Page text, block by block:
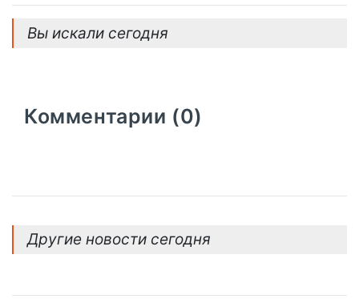
Вы искали сегодня
Комментарии (0)
Другие новости сегодня